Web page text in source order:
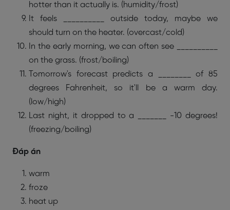
hotter than it actually is. (humidity/frost)
It feels __________ outside today, maybe we
should turn on the heater. (overcast/cold)
In the early morning, we can often see __________
on the grass. (frost/boiling)
Tomorrow's forecast predicts a ________ of 85
degrees Fahrenheit, so it'll be a warm day.
(low/high)
Last night, it dropped to a _______ -10 degrees!
(freezing/boiling)
Đáp án
warm
froze
heat up